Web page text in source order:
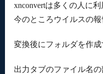
xnconvertは多くの人に
今のところウイルスの報
変換後にフォルダを作
出力タブのファイル名